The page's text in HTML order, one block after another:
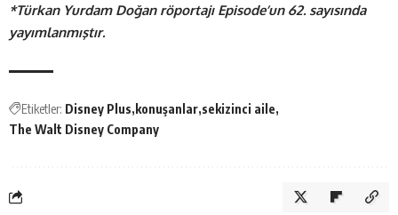
*Türkan Yurdam Doğan röportajı Episode’un 62. sayısında
yayımlanmıştır.
Etiketler: Disney Plus konuşanlar sekizinci aile
The Walt Disney Company